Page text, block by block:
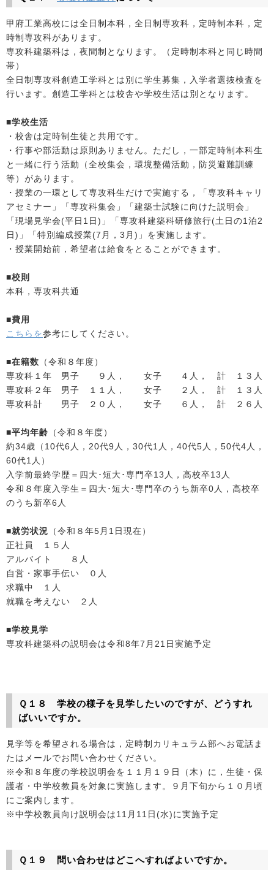
甲府工業高校には全日制本科，全日制専攻科，定時制本科，定
時制専攻科があります。
専攻科建築科は，夜間制となります。（定時制本科と同じ時間
帯）
全日制専攻科創造工学科とは別に学生募集，入学者選抜検査を
行います。創造工学科とは校舎や学校生活は別となります。
■学校生活
・校舎は定時制生徒と共用です。
・行事や部活動は原則ありません。ただし，一部定時制本科生
と一緒に行う活動（全校集会，環境整備活動，防災避難訓練
等）があります。
・授業の一環として専攻科生だけで実施する，「専攻科キャリ
アセミナー」「専攻科集会」「建築士試験に向けた説明会」
「現場見学会(平日1日)」「専攻科建築科研修旅行(土日の1泊2
日)」「特別編成授業(7月，3月)」を実施します。
・授業開始前，希望者は給食をとることができます。
■校則
本科，専攻科共通
■費用
こちらを参考にしてください。
■在籍数 （令和８年度）
専攻科１年 男子 ９人， 女子 ４人， 計 １３人
専攻科２年 男子 １１人， 女子 ２人， 計 １３人
専攻科計 男子 ２０人， 女子 ６人， 計 ２６人
■平均年齢 （令和８年度）
約34歳（10代6人，20代9人，30代1人，40代5人，50代4人，
60代1人）
入学前最終学歴＝四大･短大･専門卒13人，高校卒13人
令和８年度入学生＝四大･短大･専門卒のうち新卒0人，高校卒
のうち新卒6人
■就労状況 （令和８年5月1日現在）
正社員 １５人
アルバイト ８人
自営・家事手伝い ０人
求職中 １人
就職を考えない ２人
■学校見学
専攻科建築科の説明会は令和8年7月21日実施予定
Ｑ１８ 学校の様子を見学したいのですが、どうすれ
ばいいですか。
見学等を希望される場合は，定時制カリキュラム部へお電話ま
たはメールでお問い合わせください。
※令和８年度の学校説明会を１１月１９日（木）に，生徒・保
護者・中学校教員を対象に実施します。９月下旬から１０月頃
にご案内します。
※中学校教員向け説明会は11月11日(水)に実施予定
Ｑ１９ 問い合わせはどこへすればよいですか。